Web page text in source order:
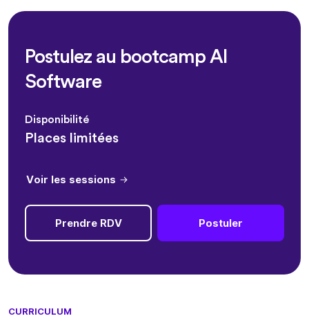
Postulez au bootcamp AI
Software
Disponibilité
Places limitées
Voir les sessions
Prendre RDV Postuler
CURRICULUM